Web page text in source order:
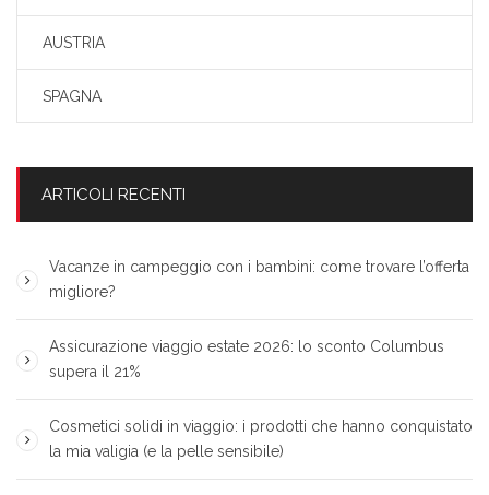
AUSTRIA
SPAGNA
ARTICOLI RECENTI
Vacanze in campeggio con i bambini: come trovare l’offerta
migliore?
Assicurazione viaggio estate 2026: lo sconto Columbus
supera il 21%
Cosmetici solidi in viaggio: i prodotti che hanno conquistato
la mia valigia (e la pelle sensibile)